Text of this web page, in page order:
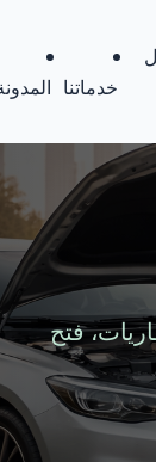
خدماتنا
فتح